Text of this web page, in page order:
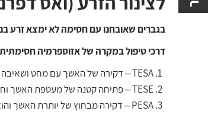
שחזור לאחר
בגברים שאובחנו עם חסימה לא ימצא זרע
דרכי טיפול במקרה של אזוספרמיה
TESA – דקירה של האשך עם מחט ושאיבה של מעט רקמת אשך.
TESE – פתיחה קטנה של מעטפת האשך וחיתוך רקמה מהאשך.
PESA – דקירה מבחוץ של יותרת האשך והוצאת נוזל המכיל תאי זרע.